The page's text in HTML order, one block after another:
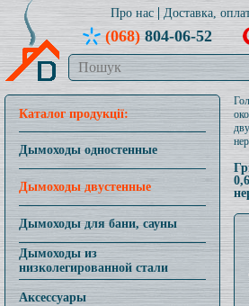
Про нас Доставка,
(068)804-06-52
Каталог продукції:
Дымоходы одностенные
Дымоходы двустенные
Дымоходы для бани, сауны
Дымоходы из
низколегированной стали
Аксессуары